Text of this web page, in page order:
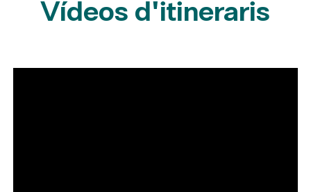
Vídeos d'itineraris